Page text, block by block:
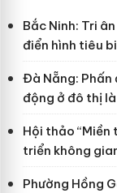
Bắc Ninh: Tri
điển hình tiêu
Đà Nẵng: Phấn
động ở đô thị
Hội thảo
triển không
Phường Hồng